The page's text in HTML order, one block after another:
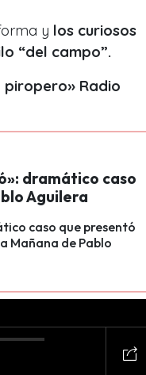
y los curiosos
“del campo”.
piropero» Radio
dramático caso
Aguilera
caso que presentó
Mañana de Pablo